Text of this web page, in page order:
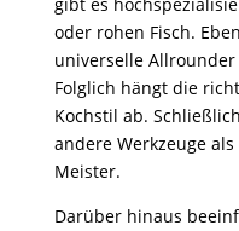
oder rohen Fisch.
universelle
Folglich hängt die
Kochstil ab.
andere Werkzeuge
Meister.
Darüber hinaus